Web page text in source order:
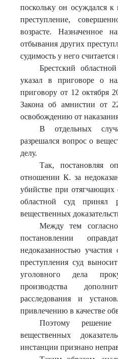
поскольку он осуждался к
преступление,
возрасте. Назначенное
отбывания других
судимость у него
Брестский
указал в приговоре о
приговору от 12 октября
Закона об амнистии от
освобождению от
В отдельных
разрешался вопрос о
делу.
Так, постановляя
отношении К. за
убийстве при отягчающих
областной суд принял
вещественных
Между тем
постановлении
недоказанностью
преступления суд
уголовного дела
производства
расследования и
привлечению в качестве
Поэтому
вещественных
инстанции признано